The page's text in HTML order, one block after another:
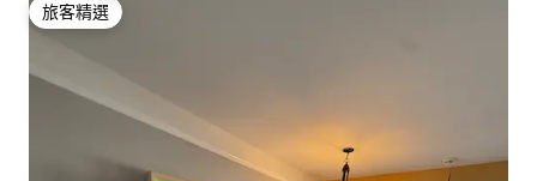
旅客精選
旅客精選